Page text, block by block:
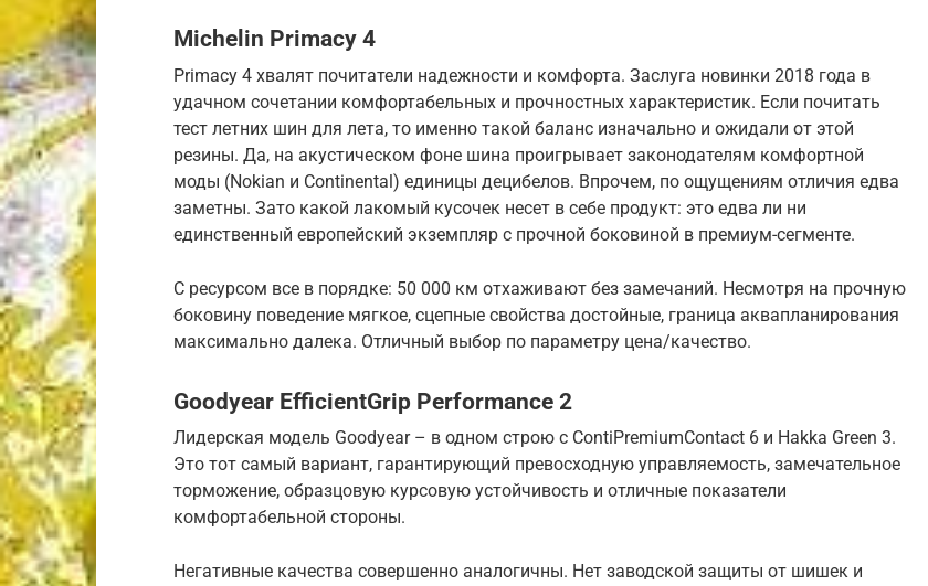
Michelin Primacy 4
Primacy 4 хвалят почитатели надежности и комфорта. Заслуга новинки 2018 года в
удачном сочетании комфортабельных и прочностных характеристик. Если почитать
тест летних шин для лета, то именно такой баланс изначально и ожидали от этой
резины. Да, на акустическом фоне шина проигрывает законодателям комфортной
моды (Nokian и Continental) единицы децибелов. Впрочем, по ощущениям отличия едва
заметны. Зато какой лакомый кусочек несет в себе продукт: это едва ли ни
единственный европейский экземпляр с прочной боковиной в премиум-сегменте.
С ресурсом все в порядке: 50 000 км отхаживают без замечаний. Несмотря на прочную
боковину поведение мягкое, сцепные свойства достойные, граница аквапланирования
максимально далека. Отличный выбор по параметру цена/качество.
Goodyear EfficientGrip Performance 2
Лидерская модель Goodyear – в одном строю с ContiPremiumContact 6 и Hakka Green 3.
Это тот самый вариант, гарантирующий превосходную управляемость, замечательное
торможение, образцовую курсовую устойчивость и отличные показатели
комфортабельной стороны.
Негативные качества совершенно аналогичны. Нет заводской защиты от шишек и